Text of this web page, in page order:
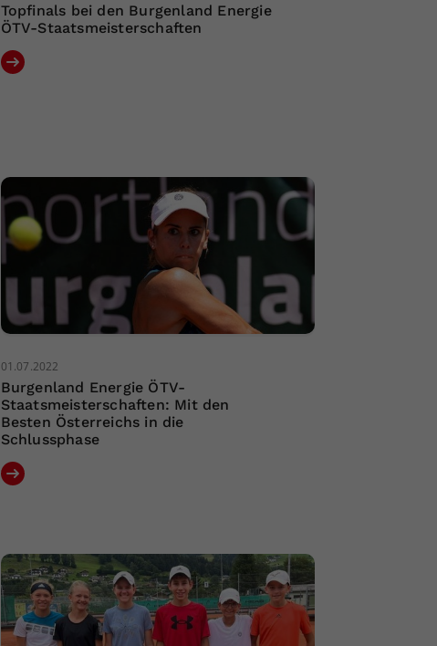
Topfinals bei den Burgenland Energie
ÖTV-Staatsmeisterschaften
01.07.2022
Burgenland Energie ÖTV-
Staatsmeisterschaften: Mit den
Besten Österreichs in die
Schlussphase